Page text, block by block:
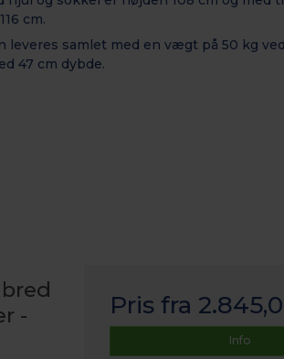
cm.
leveres samlet med en vægt på 50 kg
47 cm dybde.
-
Pris fra
Info